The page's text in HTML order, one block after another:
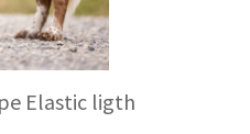
Elastic ligth